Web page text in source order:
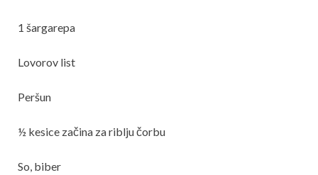
1 šargarepa
Lovorov list
Peršun
½ kesice začina za riblju čorbu
So, biber